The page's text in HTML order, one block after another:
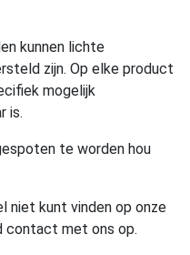
kunnen lichte
zijn. Op elke product
mogelijk
is.
te worden hou
niet kunt vinden op onze
contact met ons op.